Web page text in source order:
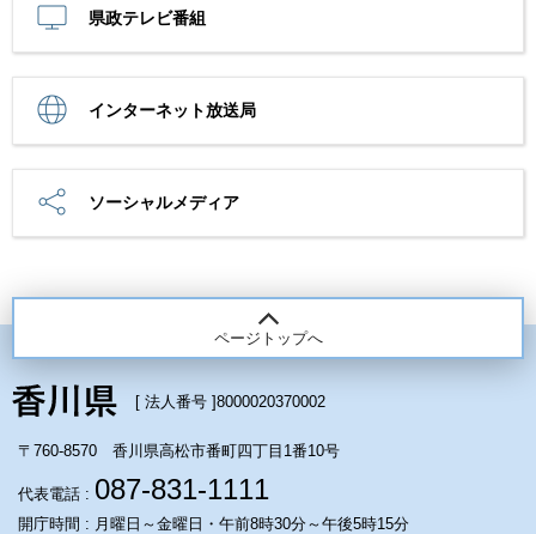
県政テレビ番組
インターネット放送局
ソーシャルメディア
ページトップへ
[ 法人番号 ]8000020370002
〒760-8570 香川県高松市番町四丁目1番10号
代表電話 : 087-831-1111
開庁時間 : 月曜日～金曜日・午前8時30分～午後5時15分